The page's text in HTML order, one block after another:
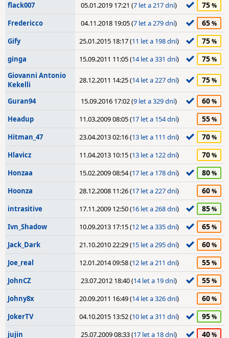
flack007 05.01.2019 17:21 (7 let a 217 dní) 75
Fredericco 04.11.2018 19:05 (7 let a 279 dní) 65
Gify 25.01.2015 18:17 (11 let a 198 dní) 75
ginga 15.09.2011 11:05 (14 let a 331 dní) 75
Giovanni Antonio
Kekelli
28.12.2011 14:25 (14 let a 227 dní) 75
Guran94 15.09.2016 17:02 (9 let a 329 dní) 60
Headup 11.03.2009 08:05 (17 let a 154 dní) 55
Hitman_47 23.04.2013 02:16 (13 let a 111 dní) 70
Hlavicz 11.04.2013 10:15 (13 let a 122 dní) 70
Honzaa 15.02.2009 08:54 (17 let a 178 dní) 80
Hoonza 28.12.2008 11:26 (17 let a 227 dní) 60
intrasitive 17.11.2009 12:50 (16 let a 268 dní) 85
Ivn_Shadow 10.09.2013 17:15 (12 let a 335 dní) 65
Jack_Dark 21.10.2010 22:29 (15 let a 295 dní) 60
Joe_real 12.01.2014 09:58 (12 let a 211 dní) 55
JohnCZ 23.07.2012 18:40 (14 let a 19 dní) 55
Johny8x 20.09.2011 16:49 (14 let a 326 dní) 60
JokerTV 04.10.2015 13:52 (10 let a 311 dní) 95
jujin 25.07.2009 08:33 (17 let a 18 dní) 40